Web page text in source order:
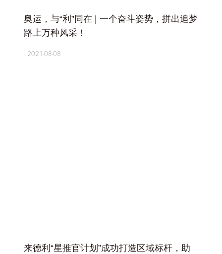
奥运，与“利”同在 | 一个奋斗姿势，拼出追梦
路上万种风采！
2021-08-08
来德利“星推官计划”成功打造区域标杆，助